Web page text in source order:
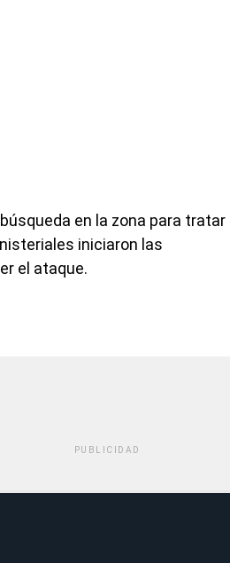
en la zona para tratar
iniciaron las
el ataque.
PUBLICIDAD